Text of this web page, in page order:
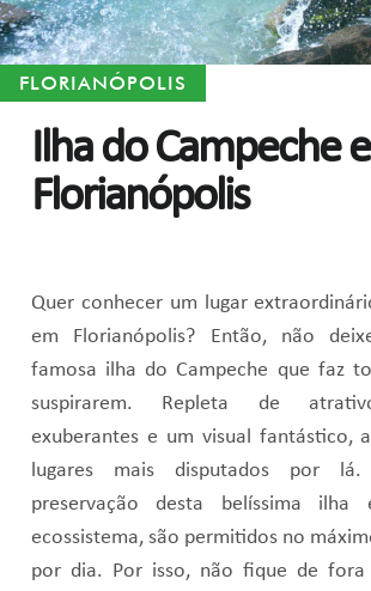
FLORIANÓPOLIS
Ilha do Campeche
Florianópolis
Quer conhecer um lugar
em Florianópolis? Então, não
famosa ilha do Campeche que faz
suspirarem. Repleta de
exuberantes e um visual fantástico,
lugares mais disputados por
preservação desta belíssima
ecossistema, são permitidos no
por dia. Por isso, não fique de fora